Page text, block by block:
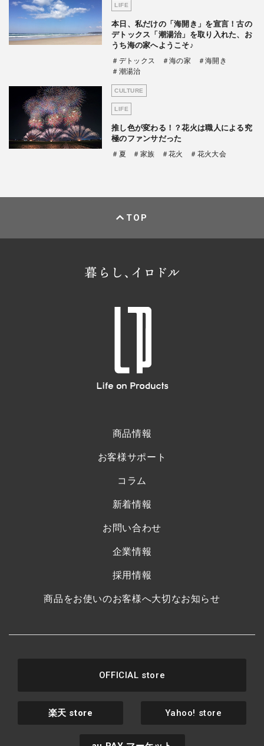
LIFE
本日、私だけの「海開き」を宣言！古の
デトックス「潮湯治」を取り入れた、お
うち海の家へようこそ♪
＃デトックス ＃海の家
＃海開き
＃潮湯治
CULTURE
LIFE
推し色が変わる！？花火は職人による究
極のファンサだった
＃夏 ＃家族 ＃花火 ＃花火大会
TOP
商品情報
お客様サポート
コラム
新着情報
お問い合わせ
企業情報
採用情報
商品をお使いのお客様へ大切なお知らせ
OFFICIAL store
楽天 store Yahoo! store